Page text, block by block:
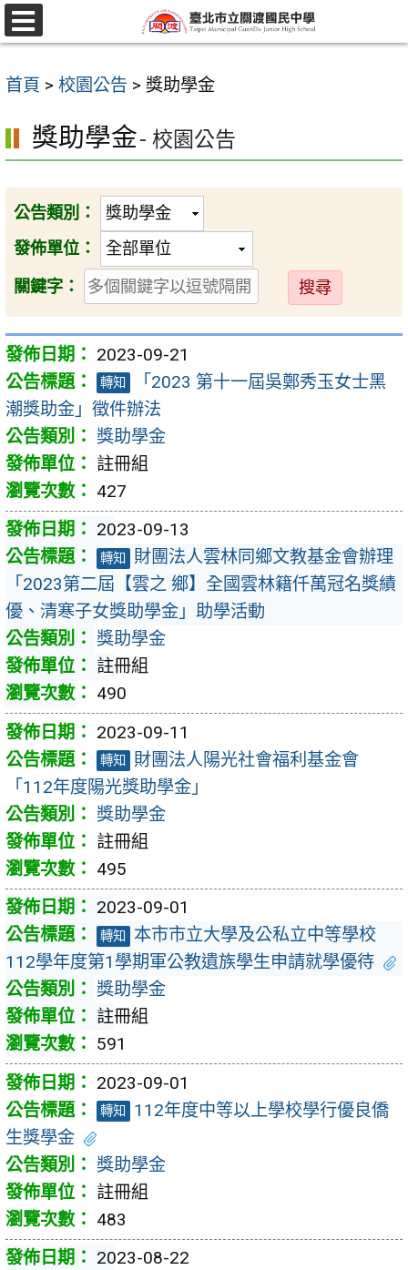
跳
至
要
容
選
單
首頁 > 校園公告 > 獎助學金
獎助學金- 校園公告
公告類別：
發佈單位：
關鍵字：
送
出
2023-09-21
轉知
「2023 第十一屆吳鄭秀玉女士黑
潮獎助金」徵件辦法
獎助學金
註冊組
427
2023-09-13
轉知
財團法人雲林同鄉文教基金會辦理
「2023第二屆【雲之 鄉】全國雲林籍仟萬冠名獎績
優、清寒子女獎助學金」助學活動
獎助學金
註冊組
490
2023-09-11
轉知
財團法人陽光社會福利基金會
「112年度陽光獎助學金」
獎助學金
註冊組
495
2023-09-01
轉知
本市市立大學及公私立中等學校
112學年度第1學期軍公教遺族學生申請就學優待
獎助學金
註冊組
591
2023-09-01
轉知
112年度中等以上學校學行優良僑
生獎學金
獎助學金
註冊組
483
2023-08-22